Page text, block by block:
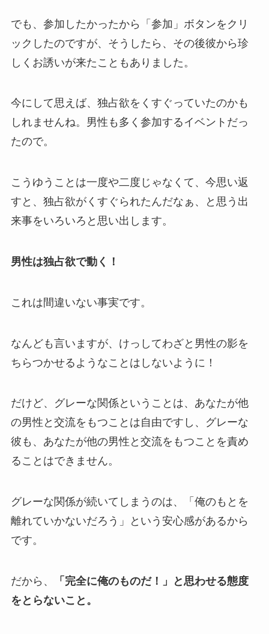
でも、参加したかったから「参加」ボタンをクリ
ックしたのですが、そうしたら、その後彼から珍
しくお誘いが来たこともありました。
今にして思えば、独占欲をくすぐっていたのかも
しれませんね。男性も多く参加するイベントだっ
たので。
こうゆうことは一度や二度じゃなくて、今思い返
すと、独占欲がくすぐられたんだなぁ、と思う出
来事をいろいろと思い出します。
男性は独占欲で動く！
これは間違いない事実です。
なんども言いますが、けっしてわざと男性の影を
ちらつかせるようなことはしないように！
だけど、グレーな関係ということは、あなたが他
の男性と交流をもつことは自由ですし、グレーな
彼も、あなたが他の男性と交流をもつことを責め
ることはできません。
グレーな関係が続いてしまうのは、「俺のもとを
離れていかないだろう」という安心感があるから
です。
だから、
「完全に俺のものだ！」と思わせる態度
をとらないこと。